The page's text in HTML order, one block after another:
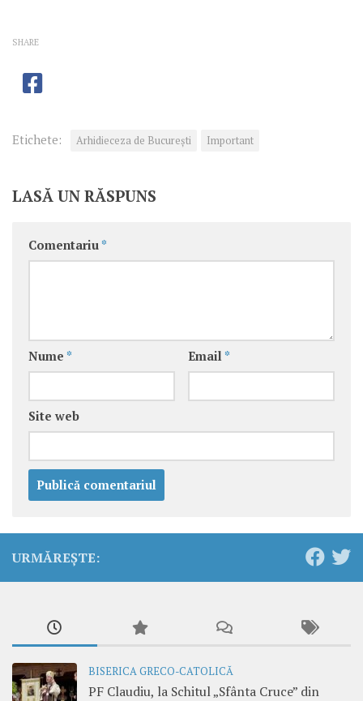
SHARE
Etichete: Arhidieceza de București Important
LASĂ UN RĂSPUNS
Comentariu *
Nume * Email *
Site web
URMĂREȘTE:
BISERICA GRECO-CATOLICĂ
PF Claudiu, la Schitul „Sfânta Cruce” din